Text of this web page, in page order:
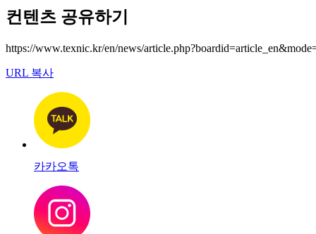
컨텐츠 공유하기
https://www.texnic.kr/en/news/
URL 복사
카카오톡